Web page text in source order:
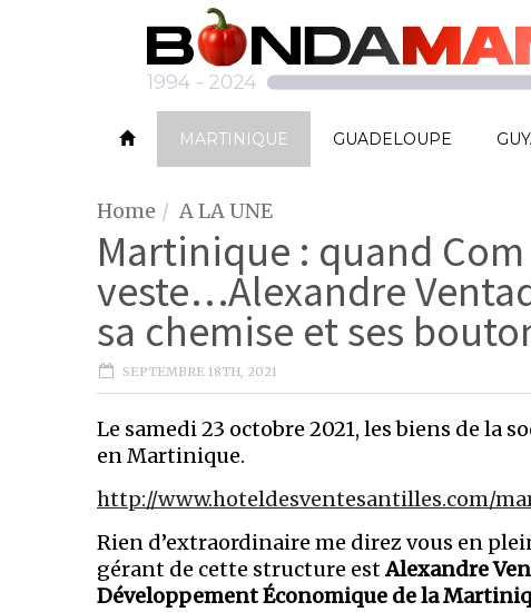
MARTINIQUE GUADELOUPE
Home A LA UNE
Martinique : quand
veste…Alexandre
sa chemise et ses
SEPTEMBRE 18TH, 2021
Le samedi 23 octobre 2021, les biens de la
en Martinique.
http://www.hoteldesventesantilles.com/
Rien d’extraordinaire me direz vous en
gérant de cette structure estAlexandre
Développement Économique de la